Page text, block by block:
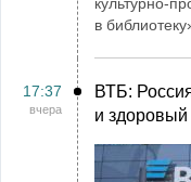
в
17:37
вчера
ВТБ:
и здоровый